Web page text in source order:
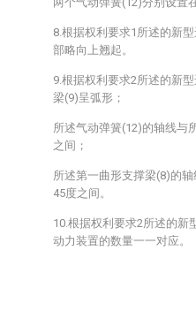
8.根据权利要求1所述的新
部略向上翘起。
9.根据权利要求2所述的新
梁(9)呈弧形；
所述气动弹簧(12)的轴线与
之间；
所述第一曲形支撑梁(8)的
45度之间。
10.根据权利要求2所述的新
动力装置的数量一一对应。